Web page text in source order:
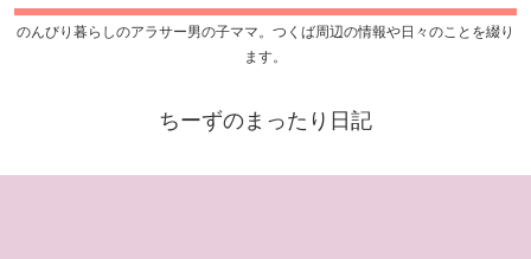
のんびり暮らしのアラサー男の子ママ。つくば周辺の情報や日々のことを綴り
ます。
ちーずのまったり日記